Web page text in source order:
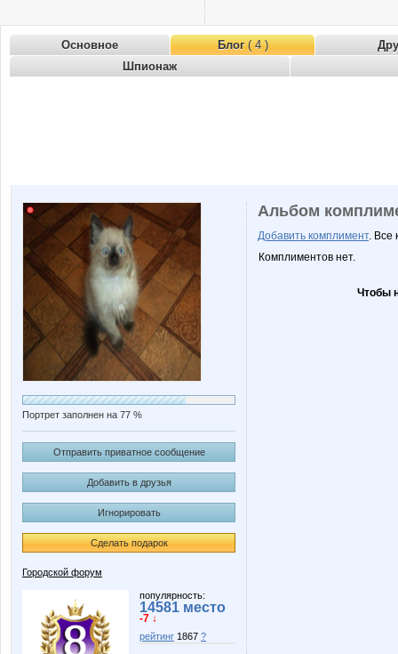
Основное Блог( 4 )
Шпионаж
Портрет заполнен на 77 %
Отправить приватное сообщение
Добавить в друзья
Игнорировать
Сделать подарок
Городской форум
популярность:
14581 место
-7 ↓
рейтинг 1867 ?
Альбом
Добавить комплимент. Все
Комплиментов нет.
Чтобы